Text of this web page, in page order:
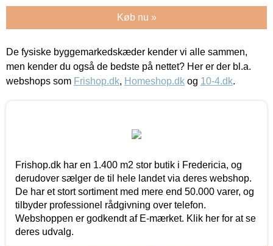
Køb nu »
De fysiske byggemarkedskæder kender vi alle sammen,
men kender du også de bedste på nettet? Her er der bl.a.
webshops som Frishop.dk, Homeshop.dk og 10-4.dk.
Frishop.dk har en 1.400 m2 stor butik i Fredericia, og
derudover sælger de til hele landet via deres webshop.
De har et stort sortiment med mere end 50.000 varer, og
tilbyder professionel rådgivning over telefon.
Webshoppen er godkendt af E-mærket. Klik her for at se
deres udvalg.